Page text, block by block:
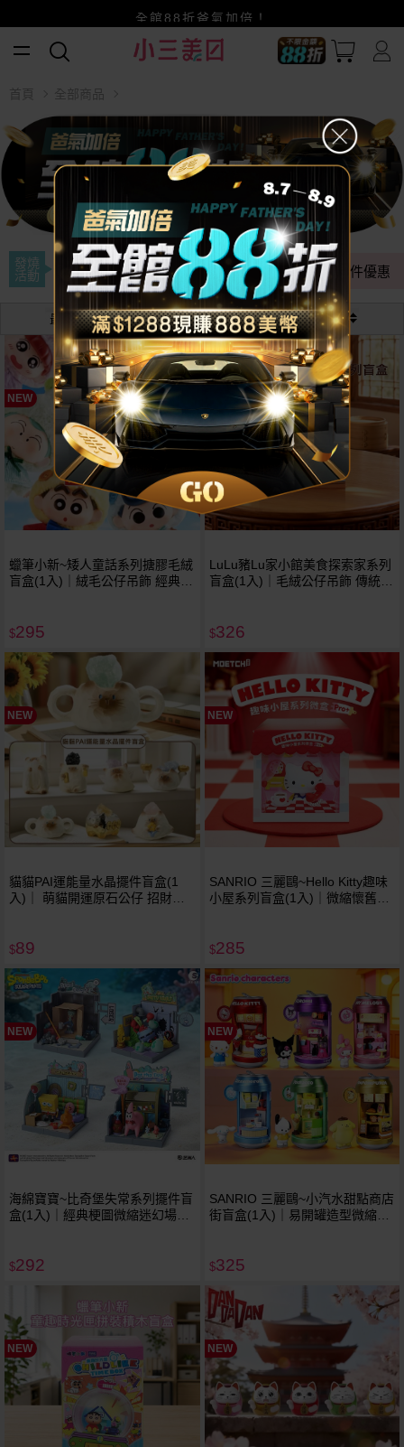
賺美幣~換好禮~立即換GO~
小三美日x全支付~美幣+全點折上折超划算
全館88折爸氣加倍！
發燒
活動
NG出清 任選組合 全年最低 多件優惠
最熱銷 最新 價格
首頁 全部商品
NEW
蠟筆小新~矮人童話系列搪膠毛絨
盲盒(1入)｜絨毛公仔吊飾 經典童
$295
LuLu豬Lu家小館美食探索家系列
盲盒(1入)｜毛絨公仔吊飾 傳統中
$326
NEW
貓貓PAI運能量水晶擺件盲盒(1
入)｜ 萌貓開運原石公仔 招財祈
$89
NEW
SANRIO 三麗鷗~Hello Kitty趣味
小屋系列盲盒(1入)｜微縮懷舊小
$285
NEW
海綿寶寶~比奇堡失常系列擺件盲
盒(1入)｜經典梗圖微縮迷幻場景
$292
NEW
SANRIO 三麗鷗~小汽水甜點商店
街盲盒(1入)｜易開罐造型微縮小
貨
$325
NEW NEW